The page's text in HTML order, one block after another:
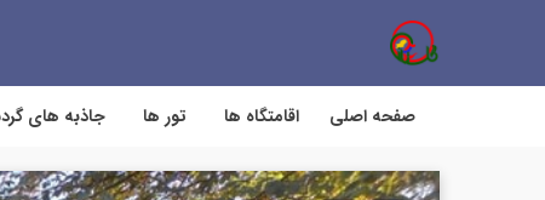
صفحه اصلی اقامتگاه ها تور ها جاذبه های